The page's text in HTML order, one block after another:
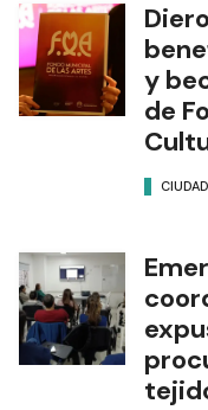
y
de
CIUDAD